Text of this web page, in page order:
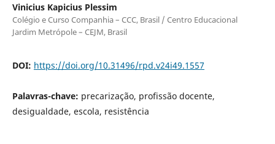
Vinicius Kapicius Plessim
Colégio e Curso Companhia – CCC, Brasil / Centro Educacional
Jardim Metrópole – CEJM, Brasil
DOI: https://doi.org/10.31496/rpd.v24i49.1557
Palavras-chave: precarização, profissão docente,
desigualdade, escola, resistência